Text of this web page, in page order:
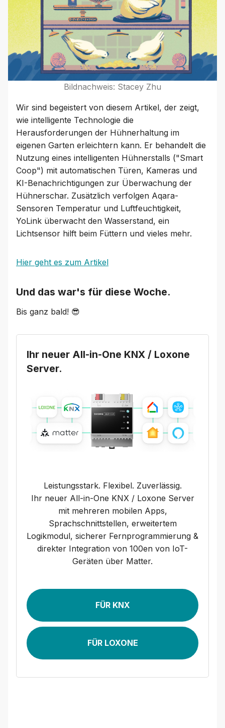
Bildnachweis: Stacey Zhu
Wir sind begeistert von diesem Artikel, der zeigt,
wie intelligente Technologie die
Herausforderungen der Hühnerhaltung im
eigenen Garten erleichtern kann. Er behandelt die
Nutzung eines intelligenten Hühnerstalls ("Smart
Coop") mit automatischen Türen, Kameras und
KI-Benachrichtigungen zur Überwachung der
Hühnerschar. Zusätzlich verfolgen Aqara-
Sensoren Temperatur und Luftfeuchtigkeit,
YoLink überwacht den Wasserstand, ein
Lichtsensor hilft beim Füttern und vieles mehr.
Hier geht es zum Artikel
Und das war's für diese Woche.
Bis ganz bald! 😎
Ihr neuer All-in-One KNX / Loxone
Server.
Leistungsstark. Flexibel. Zuverlässig.
Ihr neuer All-in-One KNX / Loxone Server
mit mehreren mobilen Apps,
Sprachschnittstellen, erweitertem
Logikmodul, sicherer Fernprogrammierung &
direkter Integration von 100en von IoT-
Geräten über Matter.
FÜR KNX
FÜR LOXONE